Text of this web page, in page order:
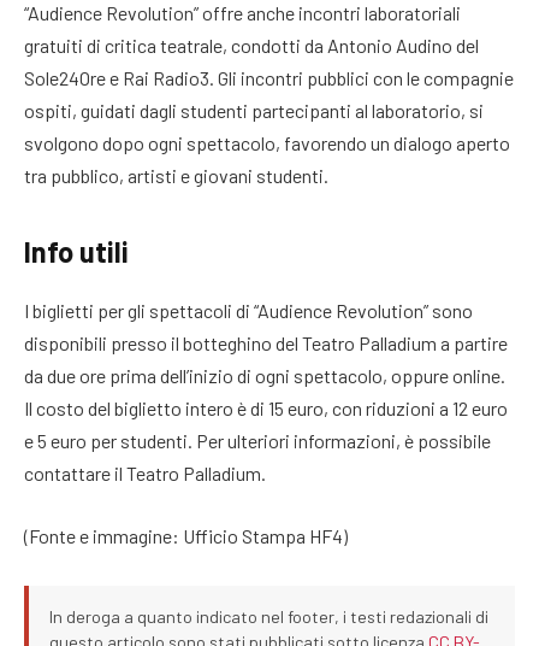
“Audience Revolution” offre anche incontri laboratoriali
gratuiti di critica teatrale, condotti da Antonio Audino del
Sole24Ore e Rai Radio3. Gli incontri pubblici con le compagnie
ospiti, guidati dagli studenti partecipanti al laboratorio, si
svolgono dopo ogni spettacolo, favorendo un dialogo aperto
tra pubblico, artisti e giovani studenti.
Info utili
I biglietti per gli spettacoli di “Audience Revolution” sono
disponibili presso il botteghino del Teatro Palladium a partire
da due ore prima dell’inizio di ogni spettacolo, oppure online.
Il costo del biglietto intero è di 15 euro, con riduzioni a 12 euro
e 5 euro per studenti. Per ulteriori informazioni, è possibile
contattare il Teatro Palladium.
(Fonte e immagine: Ufficio Stampa HF4)
In deroga a quanto indicato nel footer, i testi redazionali di
questo articolo sono stati pubblicati sotto licenza CC BY-